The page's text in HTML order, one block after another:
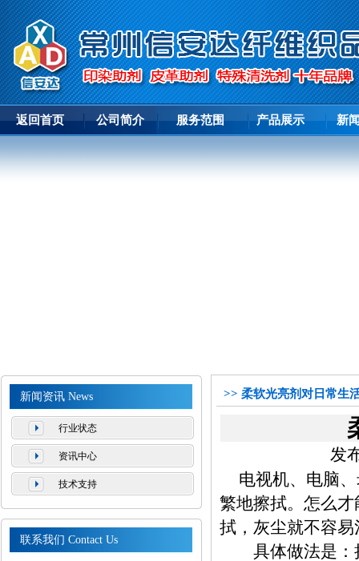
返回首页 公司简介 服务范围 产品展示 新
新闻资讯 News
行业状态
资讯中心
技术支持
联系我们 Contact Us
>> 柔软光亮剂对日常生
发
电视机、电脑
繁地擦拭。怎么
拭，灰尘就不容
具体做法是：把